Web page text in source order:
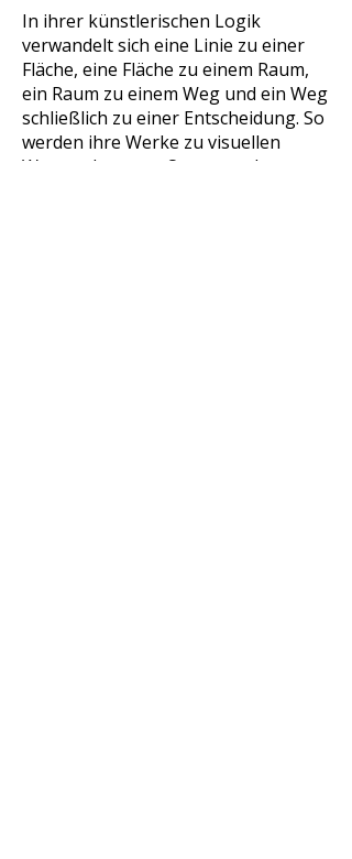
In ihrer künstlerischen Logik
verwandelt sich eine Linie zu einer
Fläche, eine Fläche zu einem Raum,
ein Raum zu einem Weg und ein Weg
schließlich zu einer Entscheidung. So
werden ihre Werke zu visuellen
Wegmarken – zu Orten, an denen